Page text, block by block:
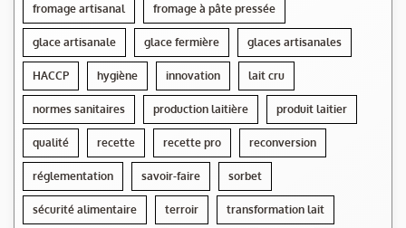
fromage artisanal fromage à pâte pressée
glace artisanale glace fermière glaces artisanales
HACCP hygiène innovation lait cru
normes sanitaires production laitière produit laitier
qualité recette recette pro reconversion
réglementation savoir-faire sorbet
sécurité alimentaire terroir transformation lait